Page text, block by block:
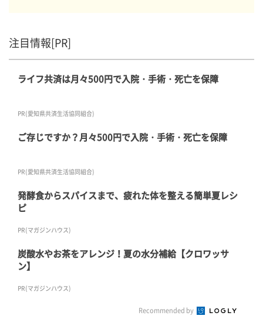
注目情報[PR]
ライフ共済は月々500円で入院・手術・死亡を保障
PR(愛知県共済生活協同組合)
ご存じですか？月々500円で入院・手術・死亡を保障
PR(愛知県共済生活協同組合)
発酵食からスパイスまで、疲れた体を整える簡単夏レシ
ピ
PR(マガジンハウス)
炭酸水やお茶をアレンジ！夏の水分補給【クロワッサ
ン】
PR(マガジンハウス)
Recommended by